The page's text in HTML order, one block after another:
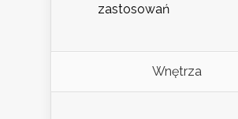
zastosowań
Wnętrza